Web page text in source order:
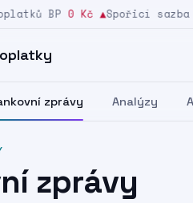
BP 0 Kč ▲Spořicí sazba
zprávy Analýzy
zprávy